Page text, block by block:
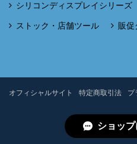
シリコンディスプレイシリーズ
ストック・店舗ツール 販促
オフィシャルサイト 特定商取引法 プ
ショッ